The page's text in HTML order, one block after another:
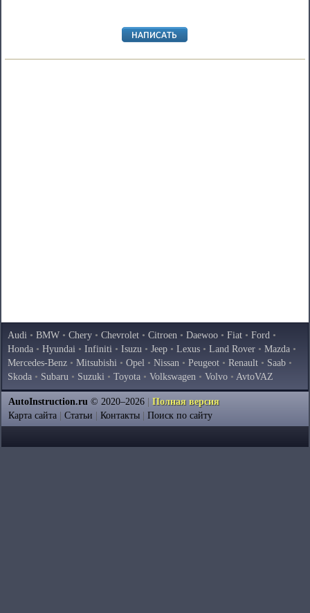
Audi • BMW • Chery • Chevrolet • Citroen • Daewoo • Fiat • Ford •
Honda • Hyundai • Infiniti • Isuzu • Jeep • Lexus • Land Rover • Mazda •
Mercedes-Benz • Mitsubishi • Opel • Nissan • Peugeot • Renault • Saab •
Skoda • Subaru • Suzuki • Toyota • Volkswagen • Volvo • AvtoVAZ
AutoInstruction.ru © 2020–2026
Полная версия
Карта сайта
Статьи Контакты Поиск по сайту